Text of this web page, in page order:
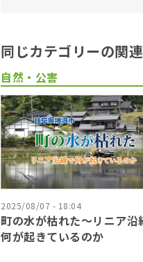
同じカテゴリーの関
自然・公害
2025/08/07 - 18:04
町の水が枯れた～リニア沿
何が起きているのか